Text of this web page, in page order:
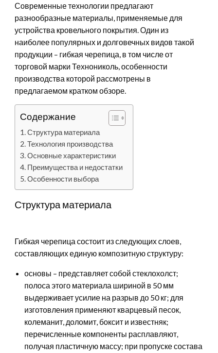
Современные технологии предлагают
разнообразные материалы, применяемые для
устройства кровельного покрытия. Один из
наиболее популярных и долговечных видов такой
продукции – гибкая черепица, в том числе от
торговой марки Технониколь, особенности
производства которой рассмотрены в
предлагаемом кратком обзоре.
Содержание
Структура материала
Технология производства
Основные характеристики
Преимущества и недостатки
Особенности выбора
Структура материала
Гибкая черепица состоит из следующих слоев,
составляющих единую композитную структуру:
основы – представляет собой стеклохолст;
полоса этого материала шириной в 50 мм
выдерживает усилие на разрыв до 50 кг; для
изготовления применяют кварцевый песок,
колеманит, доломит, боксит и известняк;
перечисленные компоненты расплавляют,
получая пластичную массу; при пропуске состава